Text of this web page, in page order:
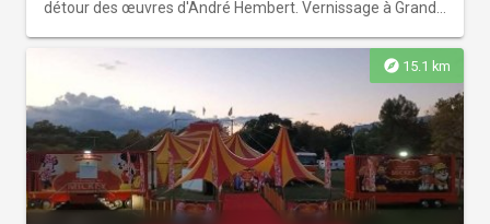
détour des œuvres d'André Hembert. Vernissage à Grand
explore 15.1 km